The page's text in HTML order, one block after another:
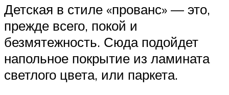
Детская в стиле «прованс» — это,
прежде всего, покой и
безмятежность. Сюда подойдет
напольное покрытие из ламината
светлого цвета, или паркета.